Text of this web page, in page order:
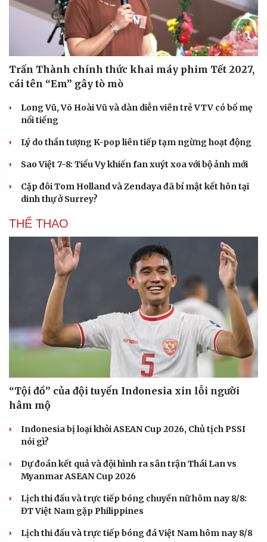
Trấn Thành chính thức khai máy phim Tết 2027,
cái tên “Em” gây tò mò
Long Vũ, Võ Hoài Vũ và dàn diễn viên trẻ VTV có bố mẹ
nổi tiếng
Lý do thần tượng K-pop liên tiếp tạm ngừng hoạt động
Sao Việt 7-8: Tiểu Vy khiến fan xuýt xoa với bộ ảnh mới
Cặp đôi Tom Holland và Zendaya đã bí mật kết hôn tại
dinh thự ở Surrey?
THỂ THAO
“Tội đồ” của đội tuyển Indonesia xin lỗi người
hâm mộ
Indonesia bị loại khỏi ASEAN Cup 2026, Chủ tịch PSSI
nói gì?
Dự đoán kết quả và đội hình ra sân trận Thái Lan vs
Myanmar ASEAN Cup 2026
Lịch thi đấu và trực tiếp bóng chuyền nữ hôm nay 8/8:
ĐT Việt Nam gặp Philippines
Lịch thi đấu và trực tiếp bóng đá Việt Nam hôm nay 8/8